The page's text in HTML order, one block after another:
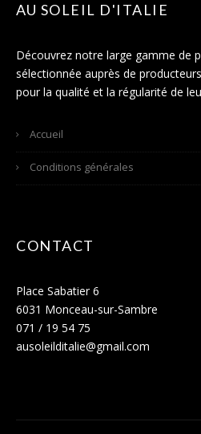
AU SOLEIL D'ITALIE
Découvrez notre large gamme de
sélectionnée auprès de
pour la qualité et la régularité de
Accueil
Conditions générales
CONTACT
Place Sabatier 6
6031 Monceau-sur-Sambre
071 / 19 54 75
ausoleilditalie@gmail.com